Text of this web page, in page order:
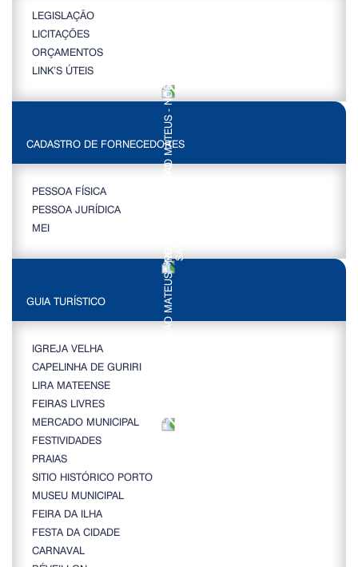
LEGISLAÇÃO
LICITAÇÕES
ORÇAMENTOS
LINK’S ÚTEIS
CADASTRO DE FORNECEDORES
PESSOA FÍSICA
PESSOA JURÍDICA
MEI
GUIA TURÍSTICO
IGREJA VELHA
CAPELINHA DE GURIRI
LIRA MATEENSE
FEIRAS LIVRES
MERCADO MUNICIPAL
FESTIVIDADES
PRAIAS
SITIO HISTÓRICO PORTO
MUSEU MUNICIPAL
FEIRA DA ILHA
FESTA DA CIDADE
CARNAVAL